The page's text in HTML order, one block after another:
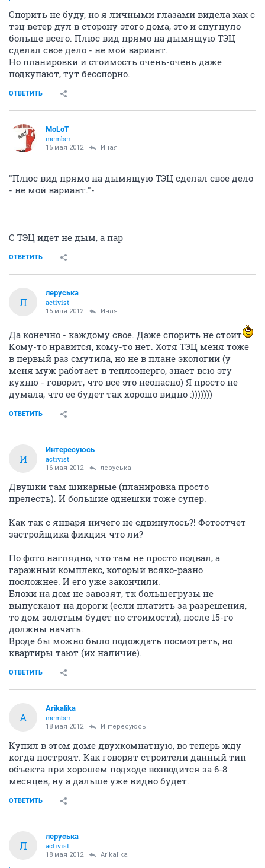
Спорить не буду, но я личными глазами видела как с
тэц ветер дул в сторону этого дома, это и спугнуло
больше всего. Плюс вид прямо на дымящую ТЭЦ
сделал свое дело - не мой вариант.
Но планировки и стоимость очень-очень даже
подкупают, тут бесспорно.
ОТВЕТИТЬ
MoLoT
member
15 мая 2012 Иная
"Плюс вид прямо на дымящую ТЭЦ сделал свое дело
- не мой вариант."-
С ТЭЦ идет не дым, а пар
ОТВЕТИТЬ
Л
леруська
activist
15 мая 2012 Иная
Да конечно - каждому свое. Даже спорить не стоит
Кому-то нравится, кому-то нет. Хотя ТЭЦ меня тоже
в первый раз смутила, но не в плане экологии (у
меня муж работает в теплоэнерго, знает всю эту
кухню - говорит, что все это неопасно) Я просто не
думала, что ее будет так хорошо видно :)))))))
ОТВЕТИТЬ
И
Интересуюсь
activist
16 мая 2012 леруська
Двушки там шикарные (планировка просто
прелесть). И большие однешки тоже супер.
Как так с января ничего не сдвинулось?! Фотоотчет
застройщика фикция что ли?
По фото наглядно, что там не просто подвал, а
гаражный комплекс, который всяко-разно
посложнее. И его уже закончили.
Блоки на дом не завозят, тк большегрузы не
выпускают на дороги (если платить за разрешения,
то дом золотым будет по стоимости), после 15-го
должны начать.
Вроде бы можно было подождать посмотреть, но
квартиры тают (их наличие).
ОТВЕТИТЬ
A
Arikalika
member
18 мая 2012 Интересуюсь
Купил в этом доме двухкомнатную, во теперь жду
когда построят. Как говорят строители данный тип
объекта при хорошем подходе возводится за 6-8
месяцев, ну а дальше уже видно будет.
ОТВЕТИТЬ
Л
леруська
activist
18 мая 2012 Arikalika